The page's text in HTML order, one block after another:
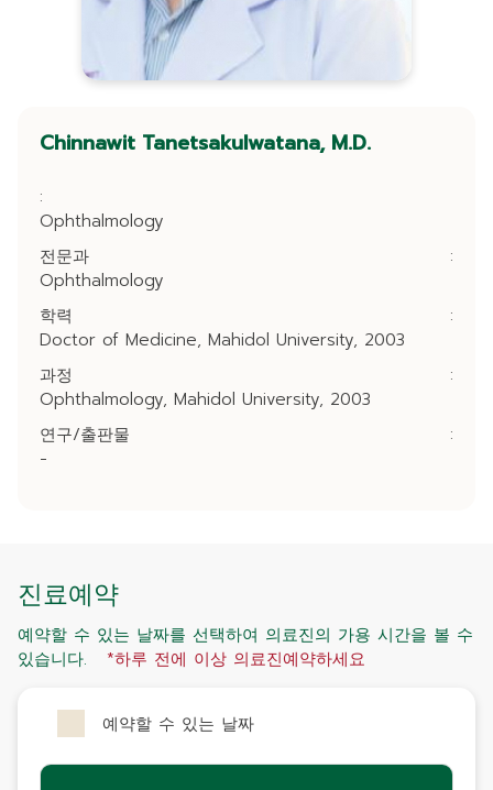
Chinnawit Tanetsakulwatana, M.D.
:
Ophthalmology
전문과
:
Ophthalmology
학력
:
Doctor of Medicine, Mahidol University, 2003
과정
:
Ophthalmology, Mahidol University, 2003
연구/출판물
:
-
진료예약
예약할 수 있는 날짜를 선택하여 의료진의 가용 시간을 볼 수
있습니다.
*하루 전에 이상 의료진예약하세요
예약할 수 있는 날짜